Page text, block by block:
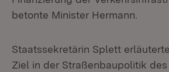
betonte Minister Hermann.
Staatssekretärin Splett
Ziel in der Straßenbaupolitik